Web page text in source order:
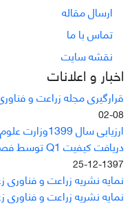
ارسال مقاله
تماس با ما
نقشه سایت
اخبار و اعلانات
قرارگیری مجله زراعت و
08-02
ارزیابی سال 1399وزارت علوم تحقیقات و فناوری
دریافت کیفیت Q1 توسط فصلنامه علمی پژوهشی زراعت و فناوری ...
1397-12-25
نمایه نشریه زراعت و فناوری
نمایه نشریه زراعت و فناوری